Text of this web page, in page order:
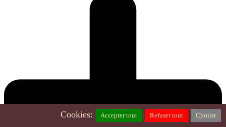
Cookies: Accepter tout Refuser tout Choisir